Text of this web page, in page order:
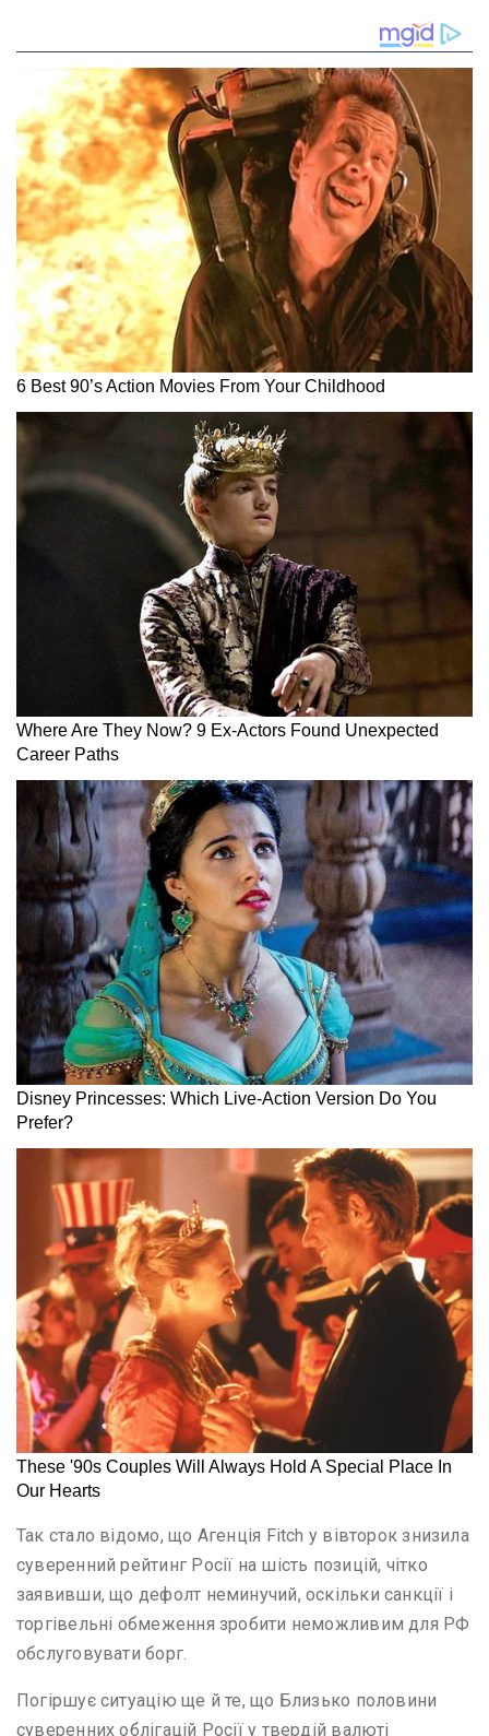
Так стало відомо, що Агенція Fitch у вівторок знизила
суверенний рейтинг Росії на шість позицій, чітко
заявивши, що дефолт неминучий, оскільки санкції і
торгівельні обмеження зробити неможливим для РФ
обслуговувати борг.
Погіршує ситуацію ще й те, що Близько половини
суверенних облігацій Росії у твердій валюті